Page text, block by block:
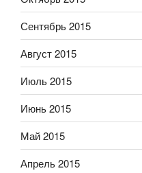
Сентябрь 2015
Август 2015
Июль 2015
Июнь 2015
Май 2015
Апрель 2015